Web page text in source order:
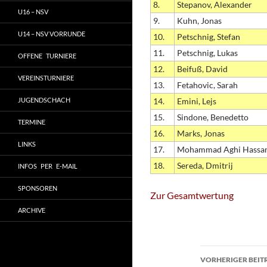
8.
Stepanov, Alexander
9.
Kuhn, Jonas
10.
Petschnig, Stefan
11.
Petschnig, Lukas
12.
Beifuß, David
13.
Fetahovic, Sarah
14.
Emini, Lejs
15.
Sindone, Benedetto
16.
Marks, Jonas
17.
Mohammad Aghi
18.
Sereda, Dmitrij
Zur Gesamtwertung
VORHERIGER
U16 – NSV
U14 – NSV VORRUNDE
OFFENE TURNIERE
VEREINSTURNIERE
JUGENDSCHACH
TERMINE
LINKS
INFOS PER E-MAIL
SPONSOREN
ARCHIVE